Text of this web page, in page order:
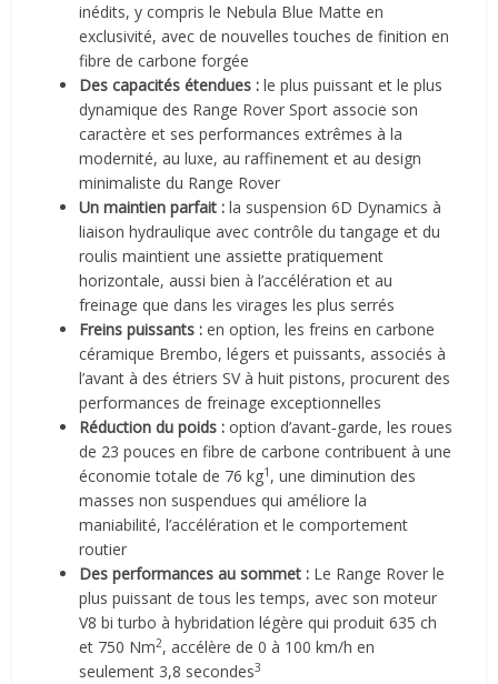
inédits, y compris le Nebula Blue Matte en
exclusivité, avec de nouvelles touches de finition en
fibre de carbone forgée
Des capacités étendues :le plus puissant et le plus
dynamique des Range Rover Sport associe son
caractère et ses performances extrêmes à la
modernité, au luxe, au raffinement et au design
minimaliste du Range Rover
Un maintien parfait :la suspension 6D Dynamics à
liaison hydraulique avec contrôle du tangage et du
roulis maintient une assiette pratiquement
horizontale, aussi bien à l’accélération et au
freinage que dans les virages les plus serrés
Freins puissants :en option, les freins en carbone
céramique Brembo, légers et puissants, associés à
l’avant à des étriers SV à huit pistons, procurent des
performances de freinage exceptionnelles
Réduction du poids :option d’avant‑garde, les roues
de 23 pouces en fibre de carbone contribuent à une
économie totale de 76 kg1 , une diminution des
masses non suspendues qui améliore la
maniabilité, l’accélération et le comportement
routier
Des performances au sommet :Le Range Rover le
plus puissant de tous les temps, avec son moteur
V8 bi turbo à hybridation légère qui produit 635 ch
et 750 Nm2, accélère de 0 à 100 km/h en
seulement 3,8 secondes3